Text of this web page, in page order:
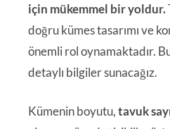
için mükemmel bir yoldur.
doğru kümes tasarımı ve
önemli rol oynamaktadır.
detaylı bilgiler sunacağız.
Kümenin boyutu,tavuk